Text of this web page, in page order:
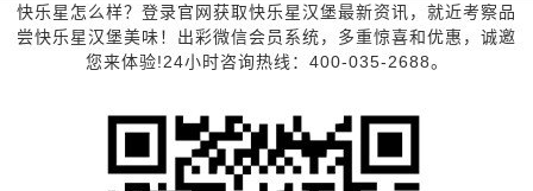
快乐星怎么样？登录官网获取快乐星汉堡最新资讯，就近考察品
尝快乐星汉堡美味！出彩微信会员系统，多重惊喜和优惠，诚邀
您来体验!24小时咨询热线：400-035-2688。